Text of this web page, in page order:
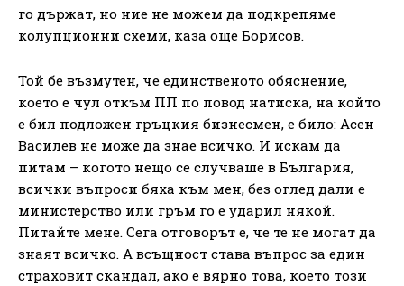
го държат, но ние не можем да подкрепяме
колупционни схеми, каза още Борисов.
Той бе възмутен, че единственото обяснение,
което е чул откъм ПП по повод натиска, на който
е бил подложен гръцкия бизнесмен, е било: Асен
Василев не може да знае всичко. И искам да
питам – когото нещо се случваше в България,
всички въпроси бяха към мен, без оглед дали е
министерство или гръм го е ударил някой.
Питайте мене. Сега отговорът е, че те не могат да
знаят всичко. А всъщност става въпрос за един
страховит скандал, ако е вярно това, което този